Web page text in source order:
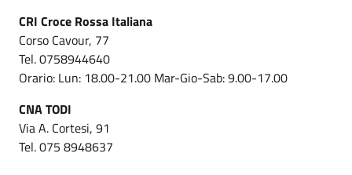
CRI Croce Rossa Italiana
Corso Cavour, 77
Tel. 0758944640
Orario: Lun: 18.00-21.00 Mar-Gio-Sab: 9.00-17.00
CNA TODI
Via A. Cortesi, 91
Tel. 075 8948637